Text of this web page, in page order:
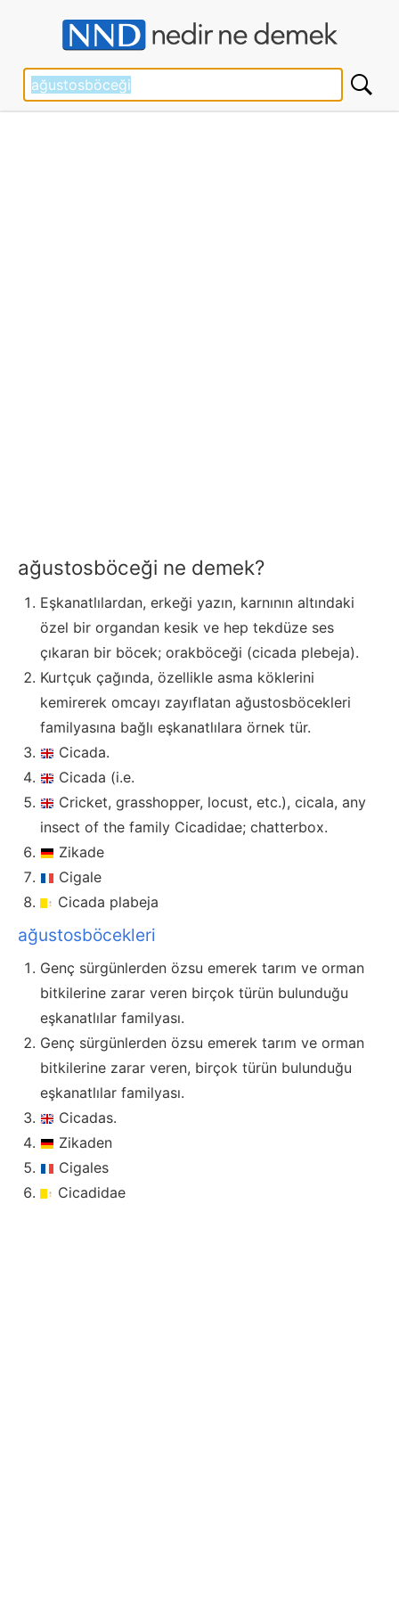
ağustosböceği ne demek?
Eşkanatlılardan, erkeği yazın, karnının altındaki
özel bir organdan kesik ve hep tekdüze ses
çıkaran bir böcek; orakböceği (cicada plebeja).
Kurtçuk çağında, özellikle asma köklerini
kemirerek omcayı zayıflatan ağustosböcekleri
familyasına bağlı eşkanatlılara örnek tür.
Cicada.
Cicada (i.e.
Cricket, grasshopper, locust, etc.), cicala, any
insect of the family Cicadidae; chatterbox.
Zikade
Cigale
Cicada plabeja
ağustosböcekleri
Genç sürgünlerden özsu emerek tarım ve orman
bitkilerine zarar veren birçok türün bulunduğu
eşkanatlılar familyası.
Genç sürgünlerden özsu emerek tarım ve orman
bitkilerine zarar veren, birçok türün bulunduğu
eşkanatlılar familyası.
Cicadas.
Zikaden
Cigales
Cicadidae